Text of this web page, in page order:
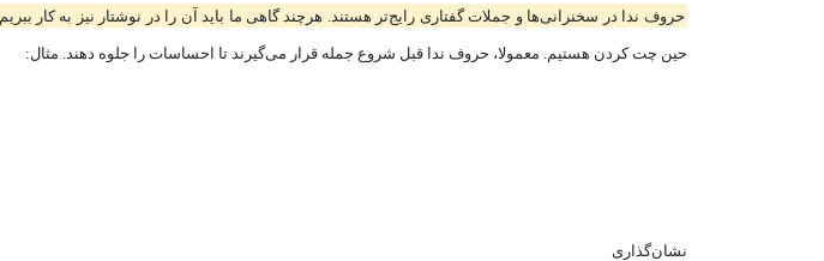
حروف ندا در سخنرانی‌ها و جملات گفتاری رایج‌تر هستند. هرچند گاهی ما باید آن را در نوشتار نیز به کار ببریم.
حین چت کردن هستیم. معمولا، حروف ندا قبل شروع جمله قرار می‌گیرند تا احساسات را جلوه دهند. مثال:
نشان‌گذاری